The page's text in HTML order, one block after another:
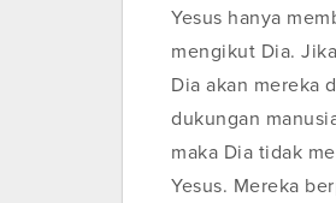
Yesus hanya
mengikut Dia.
Dia akan mereka
dukungan
maka Dia tidak
Yesus. Mereka